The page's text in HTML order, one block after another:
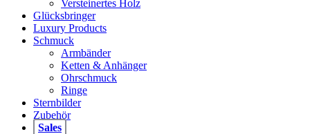
Versteinertes Holz
Glücksbringer
Luxury Products
Schmuck
Armbänder
Ketten & Anhänger
Ohrschmuck
Ringe
Sternbilder
Zubehör
Sales